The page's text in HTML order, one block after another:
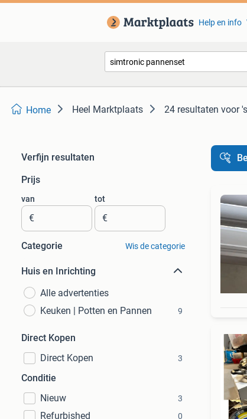
Help en info
Home Heel Marktplaats 24 resultaten voor
Verfijn resultaten
Prijs
van
€
tot
€
Categorie Wis de categorie
Huis en Inrichting
Alle advertenties
Keuken | Potten en Pannen
9
Direct Kopen
Direct Kopen
3
Conditie
Nieuw
3
Refurbished 0